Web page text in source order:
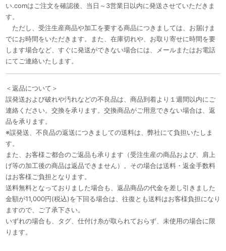
い.comはご注文を確認後、当日～3営業日以内に発送させていただきま
す。
ただし、受注生産商品や加工を要する商品につきましては、お届けま
でにお時間をいただきます。また、在庫切れや、お取り寄せに時間を要
します場合など、すぐに発送ができない場合には、メールまたはお電話
にてご連絡いたします。
＜返品について＞
誤発送および破れや汚れなどの不良品は、商品到着より１週間以内にご
連絡ください。交換を承ります。交換商品がご用意できない場合は、返
品を承ります。
※誤発送、不良品の返送につきましての送料は、弊社にて負担いたしま
す。
また、お客様ご都合のご返品も承ります（受注生産の商品および、肩上
げ等の加工後の商品は返品できません）。その場合は送料・返金手数料
はお客様ご負担となります。
送料無料となっておりました場合も、返品商品の代金を差し引きました
金額が11,000円(税込)を下回る場合は、往復とも送料はお客様負担になり
ますので、ご了承下さい。
いずれの場合も、タグ、仕付け糸が取られておらず、未使用の場合に限
ります。